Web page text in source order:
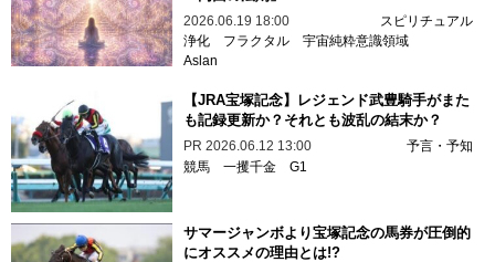
2026.06.19 18:00
スピリチュアル
浄化
フラクタル 宇宙純粋意識領域
Aslan
【JRA宝塚記念】レジェンド武豊騎手がまた
も記録更新か？それとも波乱の結末か？
PR 2026.06.12 13:00
予言・予知
競馬 一攫千金 G1
サマージャンボより宝塚記念の馬券が圧倒的
にオススメの理由とは!?